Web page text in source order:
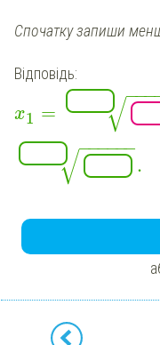
Спочатку запиши
Відповідь:
x1 =
−−−
√
−
−
−−−−
√ .